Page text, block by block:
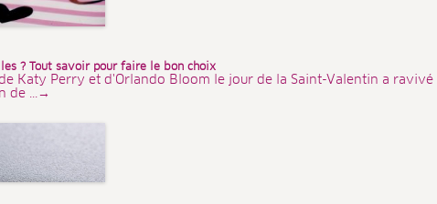
? Tout savoir pour faire le bon choix
Katy Perry et d'Orlando Bloom le jour de la Saint-Valentin a
de ...→